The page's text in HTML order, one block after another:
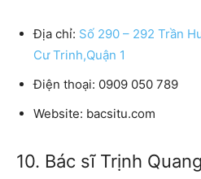
Địa chỉ: Số 290 – 292 ​Trần
Cư Trinh,Quận 1
Điện thoại: 0909 050 789
Website: bacsitu.com
10. Bác sĩ Trịnh